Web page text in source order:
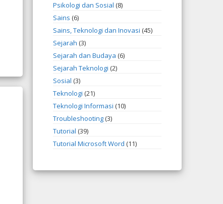
Psikologi dan Sosial (8)
Sains (6)
Sains, Teknologi dan Inovasi (45)
Sejarah (3)
Sejarah dan Budaya (6)
Sejarah Teknologi (2)
Sosial (3)
Teknologi (21)
Teknologi Informasi (10)
Troubleshooting (3)
Tutorial (39)
Tutorial Microsoft Word (11)